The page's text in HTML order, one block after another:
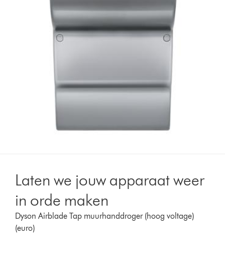
Laten we jouw apparaat weer
in orde maken
Dyson Airblade Tap muurhanddroger (hoog voltage)
(euro)